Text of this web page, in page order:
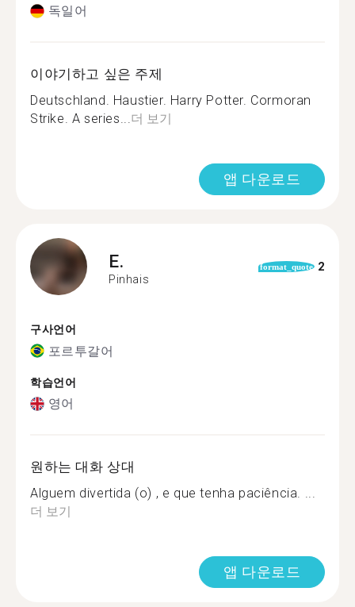
독일어
이야기하고 싶은 주제
Deutschland. Haustier. Harry Potter. Cormoran
Strike. A series...더 보기
앱 다운로드
E.
Pinhais
format_quote 2
구사언어
포르투갈어
학습언어
영어
원하는 대화 상대
Alguem divertida (o) , e que tenha paciência. ...
더 보기
앱 다운로드